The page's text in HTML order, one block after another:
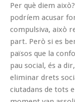
Per què diem
podríem acusar
compulsiva, això
part. Però si es
països que la
pau social, és a
eliminar drets
ciutadans de tots